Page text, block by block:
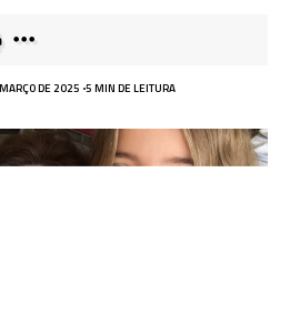
DE 2025 5 MIN DE LEITURA